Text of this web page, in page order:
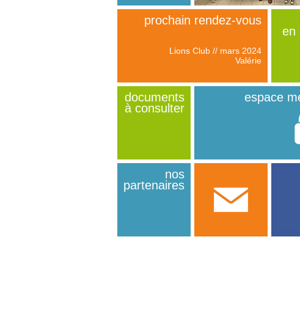
nos
retrouvez les
de DEAM :
prochain rendez-vous
Lions Club // mars 2024
Valérie
en
documents
à consulter
espace
nos
partenaires